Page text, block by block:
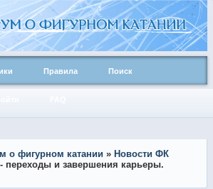
Правила Поиск
о фигурном катании » Новости ФК
переходы и завершения карьеры.